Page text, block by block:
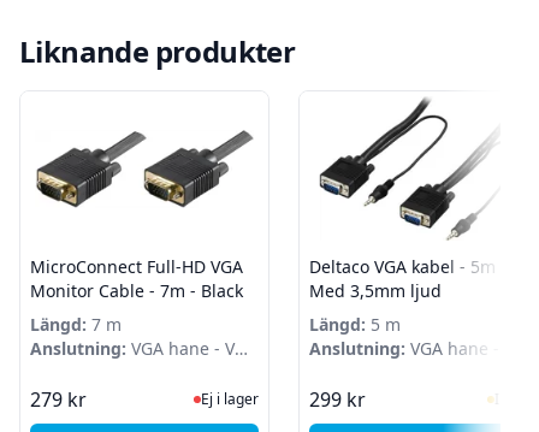
Liknande produkter
MicroConnect Full-HD VGA
Monitor Cable - 7m - Black
Längd: 7 m
Anslutning: VGA hane - VGA
279 kr Ej i lager, besök produktsidan för
Ej i lager
Deltaco VGA kabel - 5m -
Med 3,5mm ljud
Längd: 5 m
Anslutning: VGA hane - VGA
299 kr I